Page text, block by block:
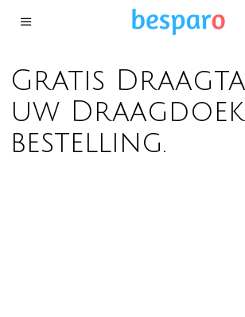
Gratis
uw Draagdoek
bestelling.